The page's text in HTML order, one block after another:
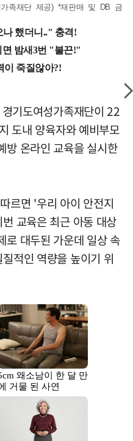
족재단 제공) *재판매 및 DB 금
기도여성가족재단이 22
도내 양육자와 예비부모
방 온라인 교육을 실시한
르면 '우리 아이 안전지
교육은 최근 아동 대상
로 대두된 가운데 일상 속
적인 역량을 높이기 위